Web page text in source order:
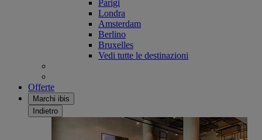
Parigi
Londra
Amsterdam
Berlino
Bruxelles
Vedi tutte le destinazioni
Offerte
Marchi ibis
Indietro